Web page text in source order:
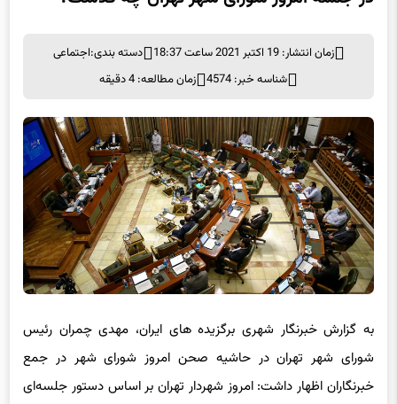
شناسه خبر: 4574
زمان مطالعه: 4 دقیقه
شورای شهر تهران در حاشیه صحن امروز شورای شهر در جمع
خبرنگاران اظهار داشت: امروز شهردار تهران بر اساس دستور جلسه‌ای
که پیش ازاین اعلام شده بود در صحن شورا حضور یافت و در مورد